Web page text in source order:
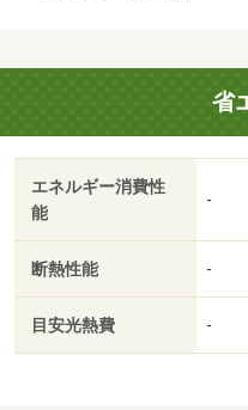
省
エネルギー消費性
能
-
断熱性能 -
目安光熱費 -